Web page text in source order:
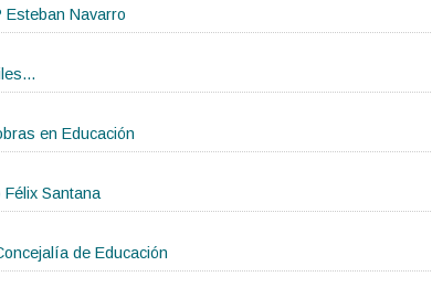
Esteban Navarro
en Educación
Santana
de Educación